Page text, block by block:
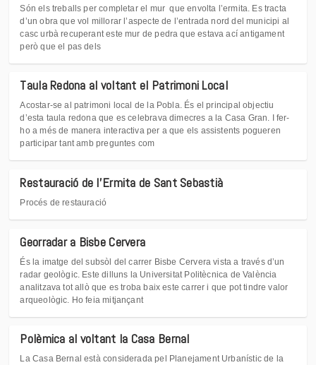
Són els treballs per completar el mur que envolta l’ermita. Es tracta
d’un obra que vol millorar l’aspecte de l’entrada nord del municipi al
casc urbà recuperant este mur de pedra que estava ací antigament
però que el pas dels
Taula Redona al voltant el Patrimoni Local
Acostar-se al patrimoni local de la Pobla. És el principal objectiu
d’esta taula redona que es celebrava dimecres a la Casa Gran. I fer-
ho a més de manera interactiva per a que els assistents pogueren
participar tant amb preguntes com
Restauració de l'Ermita de Sant Sebastià
Procés de restauració
Georradar a Bisbe Cervera
És la imatge del subsòl del carrer Bisbe Cervera vista a través d’un
radar geològic. Este dilluns la Universitat Politècnica de València
analitzava tot allò que es troba baix este carrer i que pot tindre valor
arqueològic. Ho feia mitjançant
Polèmica al voltant la Casa Bernal
La Casa Bernal està considerada pel Planejament Urbanístic de la